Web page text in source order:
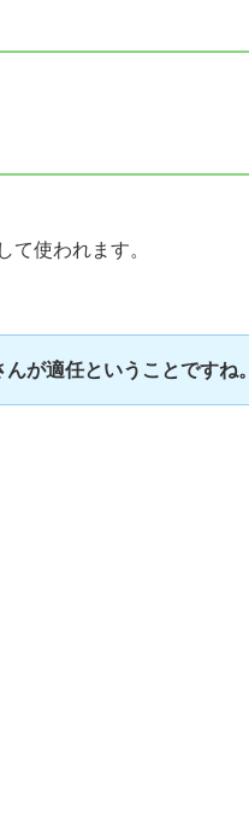
て使われます。
が適任ということですね。